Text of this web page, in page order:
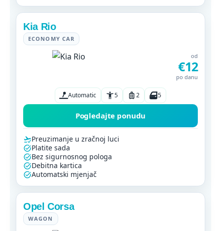
Kia Rio
ECONOMY CAR
od
€12
po danu
Automatic 5 2 5
Pogledajte ponudu
Preuzimanje u zračnoj luci
Platite sada
Bez sigurnosnog pologa
Debitna kartica
Automatski mjenjač
Opel Corsa
WAGON